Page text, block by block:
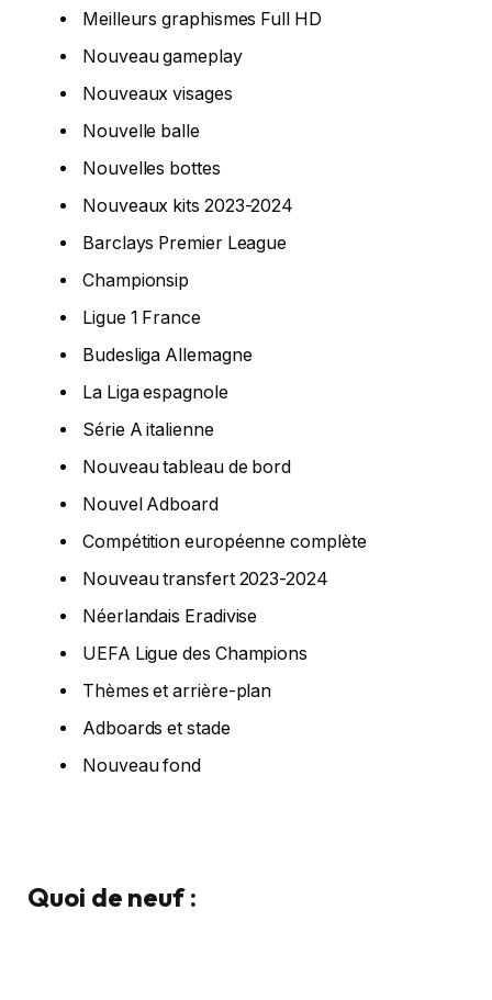
Meilleurs graphismes Full HD
Nouveau gameplay
Nouveaux visages
Nouvelle balle
Nouvelles bottes
Nouveaux kits 2023-2024
Barclays Premier League
Championsip
Ligue 1 France
Budesliga Allemagne
La Liga espagnole
Série A italienne
Nouveau tableau de bord
Nouvel Adboard
Compétition européenne complète
Nouveau transfert 2023-2024
Néerlandais Eradivise
UEFA Ligue des Champions
Thèmes et arrière-plan
Adboards et stade
Nouveau fond
Quoi de neuf :